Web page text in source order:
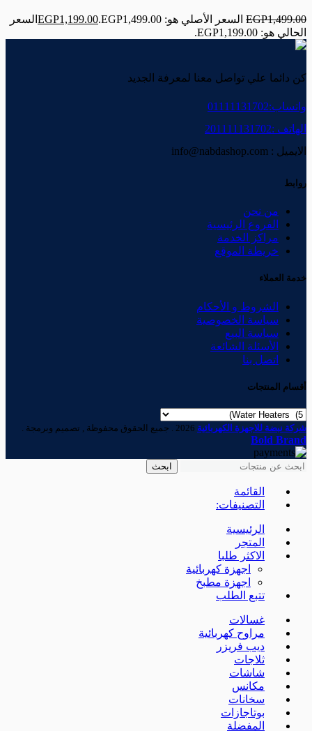
EGP1,499.00 السعر الأصلي هو: EGP1,499.00. EGP1,199.00
السعر
الحالي هو: EGP1,199.00.
كن دائما علي تواصل معنا لمعرفة الجديد
واتساب:01111131702
الهاتف :201111131702
الايميل : info@nabdashop.com
روابط
من نحن
الفروع الرئيسية
مراكز الخدمة
خريطة الموقع
خدمة العملاء
الشروط و الأحكام
سياسة الخصوصية
سياسة البيع
الأسئلة الشائعة
اتصل بنا
أقسام المنتجات
شركة نبضة للاجهزة الكهربائية 2026 . جميع الحقوق محفوظة , تصميم وبرمجة .
Bold Brand
ابحث
القائمة
التصنيفات:
الرئيسية
المتجر
الاكثر طلبا
اجهزة كهربائية
اجهزة مطبخ
تتبع الطلب
غسالات
مراوح كهربائية
ديب فريزر
ثلاجات
شاشات
مكانس
سخانات
بوتاجازات
المفضلة